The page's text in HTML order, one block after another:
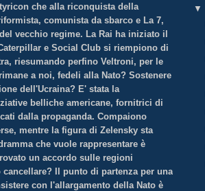
che alla riconquista della
comunista da sbarco e La 7,
vecchio regime. La Rai ha iniziato il
e Social Club si riempiono di
riesumando perfino Veltroni, per le
a noi, fedeli alla Nato? Sostenere
dell'Ucraina? E' stata la
belliche americane, fornitrici di
dalla propaganda. Compaiono
mentre la figura di Zelensky sta
che vuole rappresentare è
un accordo sulle regioni
Il punto di partenza per una
con l'allargamento della Nato è
▼